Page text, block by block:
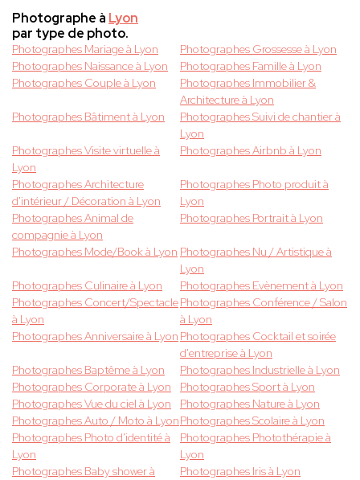
Photographe à Lyon
par type de photo.
Photographes Mariage à Lyon
Photographes Grossesse à Lyon
Photographes Naissance à Lyon
Photographes Famille à Lyon
Photographes Couple à Lyon
Photographes Immobilier &
Architecture à Lyon
Photographes Bâtiment à Lyon
Photographes Suivi de chantier à
Lyon
Photographes Visite virtuelle à
Lyon
Photographes Airbnb à Lyon
Photographes Architecture
d'intérieur / Décoration à Lyon
Photographes Photo produit à
Lyon
Photographes Animal de
compagnie à Lyon
Photographes Portrait à Lyon
Photographes Mode/Book à Lyon Photographes Nu / Artistique à
Lyon
Photographes Culinaire à Lyon
Photographes Evènement à Lyon
Photographes Concert/Spectacle
à Lyon
Photographes Conférence / Salon
à Lyon
Photographes Anniversaire à Lyon Photographes Cocktail et soirée
d'entreprise à Lyon
Photographes Baptême à Lyon
Photographes Industrielle à Lyon
Photographes Corporate à Lyon
Photographes Sport à Lyon
Photographes Vue du ciel à Lyon
Photographes Nature à Lyon
Photographes Auto / Moto à LyonPhotographes Scolaire à Lyon
Photographes Photo d'identité à
Lyon
Photographes Photothérapie à
Lyon
Photographes Baby shower à
Photographes Iris à Lyon